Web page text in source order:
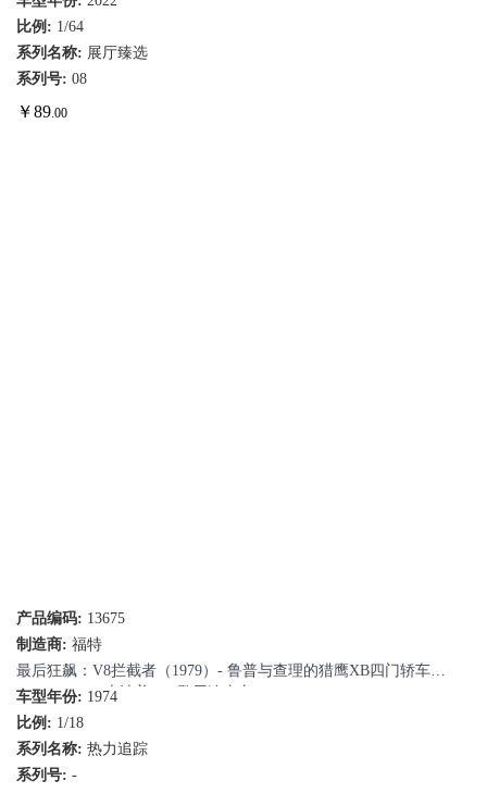
比例: 1/64
系列名称: 展厅臻选
系列号: 08
￥89.00
产品编码: 13675
制造商: 福特
最后狂飙：V8拦截者（1979）- 鲁普与查理的猎鹰XB四门轿车
M.F.P. #08 - “大波普”XB警用追击车
车型年份: 1974
比例: 1/18
系列名称: 热力追踪
系列号: -